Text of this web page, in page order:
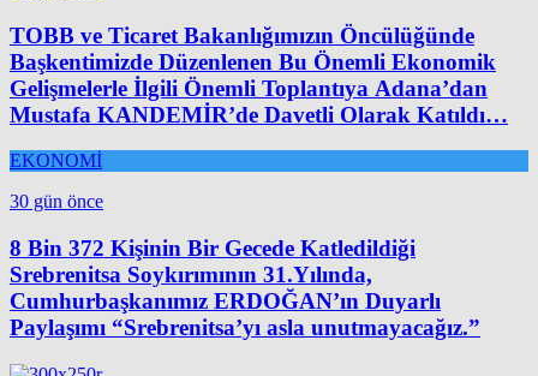
TOBB ve Ticaret Bakanlığımızın Öncülüğünde
Başkentimizde Düzenlenen Bu Önemli Ekonomik
Gelişmelerle İlgili Önemli Toplantıya Adana’dan
Mustafa KANDEMİR’de Davetli Olarak Katıldı…
EKONOMİ
30 gün önce
8 Bin 372 Kişinin Bir Gecede Katledildiği
Srebrenitsa Soykırımının 31.Yılında,
Cumhurbaşkanımız ERDOĞAN’ın Duyarlı
Paylaşımı “Srebrenitsa’yı asla unutmayacağız.”